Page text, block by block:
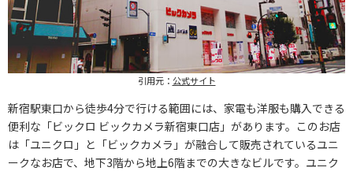
引用元： 公式サイト
新宿駅東口から徒歩4分で行ける範囲には、家電も洋服も購入できる
便利な「ビックロ ビックカメラ新宿東口店」があります。このお店
は「ユニクロ」と「ビックカメラ」が融合して販売されているユニ
ークなお店で、地下3階から地上6階までの大きなビルです。ユニク